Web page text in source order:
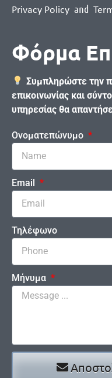
Privacy Policy and
Φόρμα
Συμπληρώστε την
επικοινωνίας και
υπηρεσίας θα
Ονοματεπώνυμο
Email
Τηλέφωνο
Μήνυμα